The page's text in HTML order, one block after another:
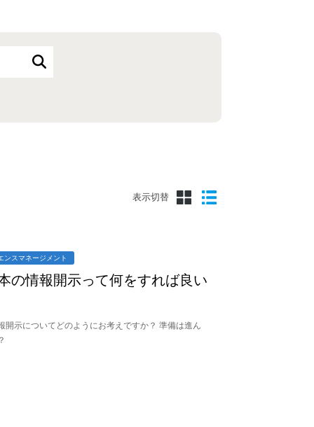
表示切替
ンスマネージメント
の情報開示って何をすれば良い
開示についてどのようにお考えですか？ 準備は進ん